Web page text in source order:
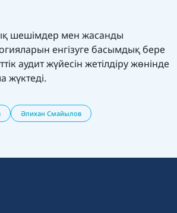
шешімдер мен жасанды
енгізуге басымдық бере
аудит жүйесін жетілдіру жөнінде
жүктеді.
Әлихан Смайылов